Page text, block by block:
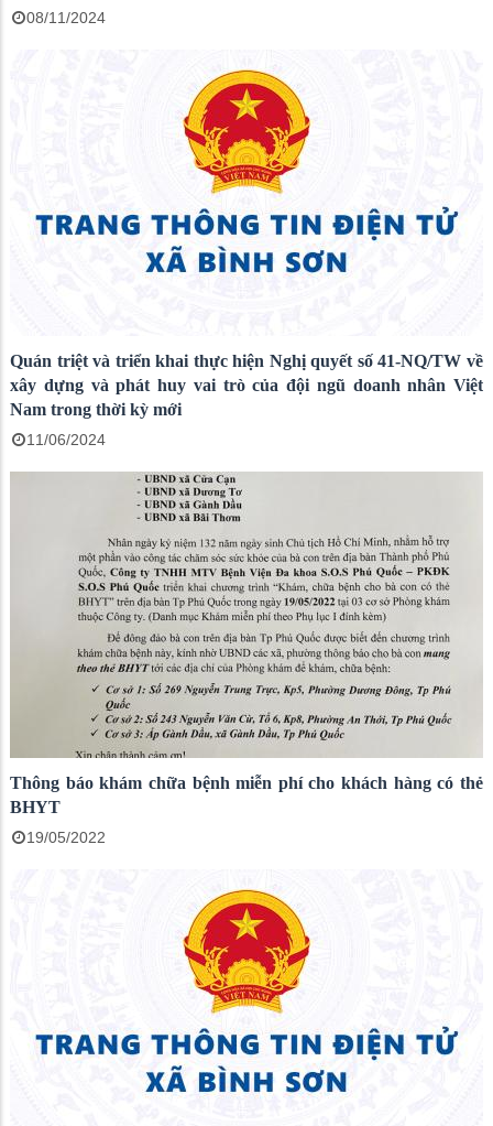
08/11/2024
Quán triệt và triển khai thực hiện Nghị quyết số 41-NQ/TW về
xây dựng và phát huy vai trò của đội ngũ doanh nhân Việt
Nam trong thời kỳ mới
11/06/2024
Thông báo khám chữa bệnh miễn phí cho khách hàng có thẻ
BHYT
19/05/2022